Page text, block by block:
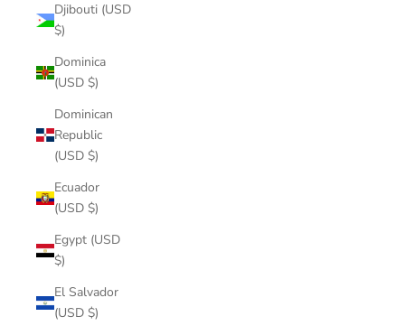
Djibouti (USD
$)
Dominica
(USD $)
Dominican
Republic
(USD $)
Ecuador
(USD $)
Egypt (USD
$)
El Salvador
(USD $)